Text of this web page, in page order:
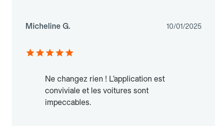
Micheline G. 10/01/2025
Ne changez rien ! L’application est
conviviale et les voitures sont
impeccables.